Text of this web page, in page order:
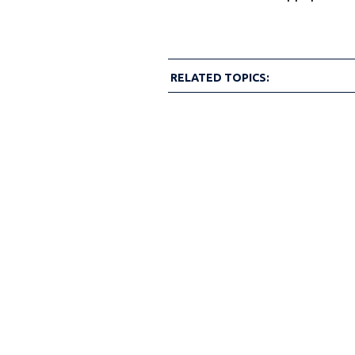
RELATED TOPICS: